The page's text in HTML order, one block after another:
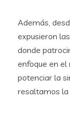
Además,
expusieron
donde
enfoque en
potenciar la
resaltamos la